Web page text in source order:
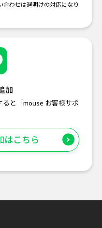
わせは週明けの対応になり
加
と「mouse お客様サポ
はこちら